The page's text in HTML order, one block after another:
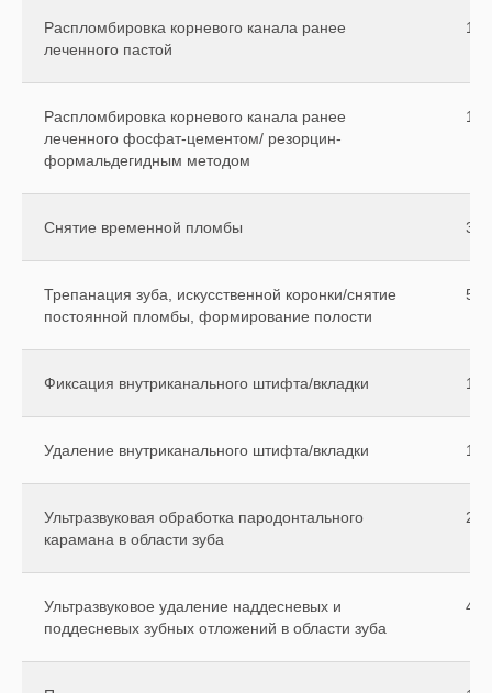
Распломбировка корневого канала ранее
леченного пастой
Распломбировка корневого канала ранее
леченного фосфат-цементом/ резорцин-
формальдегидным методом
Снятие временной пломбы
Трепанация зуба, искусственной коронки/снятие
постоянной пломбы, формирование полости
Фиксация внутриканального штифта/вкладки
Удаление внутриканального штифта/вкладки
Ультразвуковая обработка пародонтального
карамана в области зуба
Ультразвуковое удаление наддесневых и
поддесневых зубных отложений в области зуба